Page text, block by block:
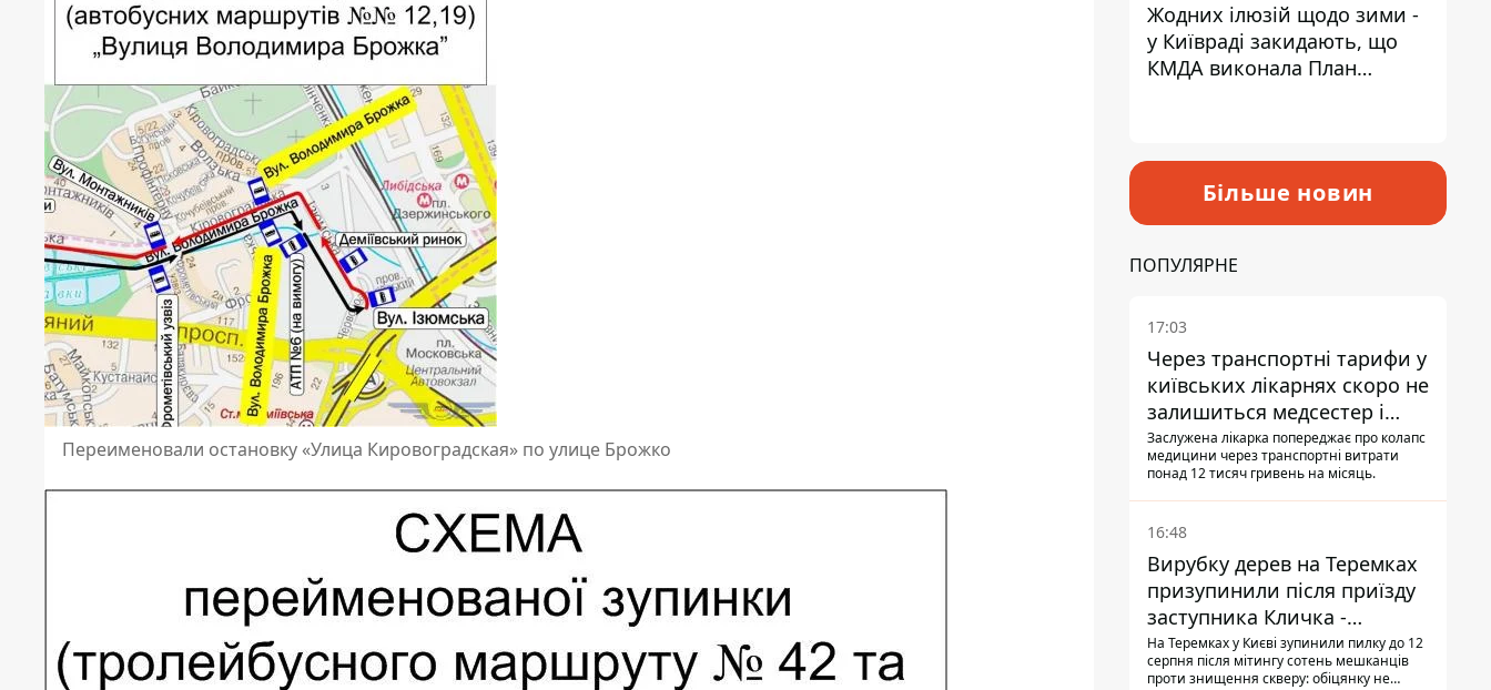
Переименовали остановку «Улица Кировоградская» по улице Брожко
Жодних ілюзій щодо зими -
у Київраді закидають, що
КМДА виконала План
Більше новин
ПОПУЛЯРНЕ
17:03
Через транспортні тарифи у
київських лікарнях скоро не
залишиться медсестер і
санітарок - професор
Голубовська
Заслужена лікарка попереджає про колапс
медицини через транспортні витрати
понад 12 тисяч гривень на місяць.
16:48
Вирубку дерев на Теремках
призупинили після приїзду
заступника Кличка -
почався діалог
На Теремках у Києві зупинили пилку до 12
серпня після мітингу сотень мешканців
проти знищення скверу: обіцянку не